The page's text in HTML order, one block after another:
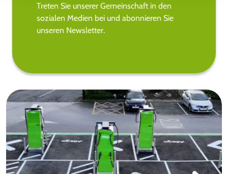
Treten Sie unserer Gemeinschaft in den
sozialen Medien bei und abonnieren Sie
unseren Newsletter.